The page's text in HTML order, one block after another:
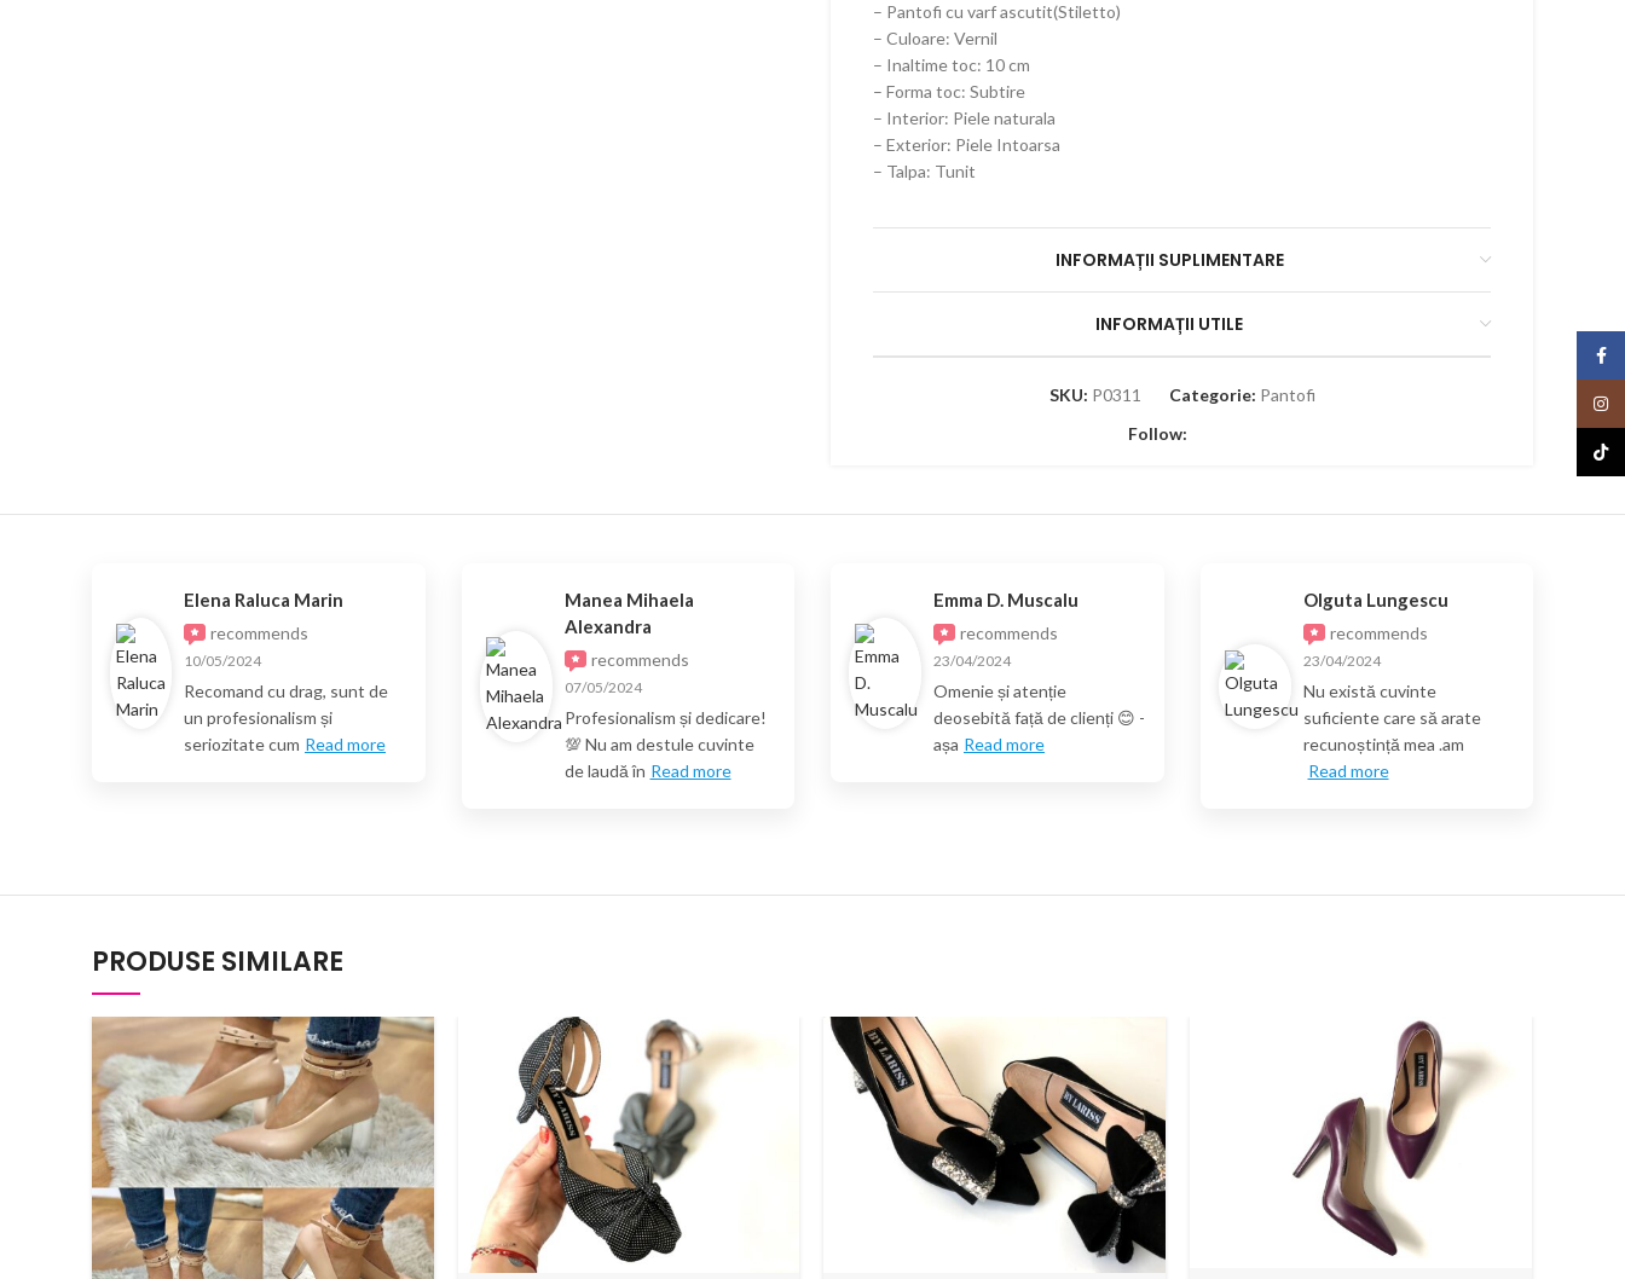
– Pantofi cu varf ascutit(Stiletto)
– Culoare: Vernil
– Inaltime toc: 10 cm
– Forma toc: Subtire
– Interior: Piele naturala
– Exterior: Piele Intoarsa
– Talpa: Tunit
INFORMAȚII SUPLIMENTARE
INFORMAȚII UTILE
SKU: P0311 Categorie: Pantofi
Follow:
Elena Raluca Marin
recommends
10/05/2024
Recomand cu drag, sunt de
un profesionalism și
seriozitate cum Read more
Manea Mihaela
Alexandra
recommends
07/05/2024
Profesionalism și dedicare!
💯 Nu am destule cuvinte
de laudă în Read more
Emma D. Muscalu
recommends
23/04/2024
Omenie și atenție
deosebită față de clienți 😊 -
așa Read more
Olguta Lungescu
recommends
23/04/2024
Nu există cuvinte
suficiente care să arate
recunoștință mea .am
Read more
PRODUSE SIMILARE